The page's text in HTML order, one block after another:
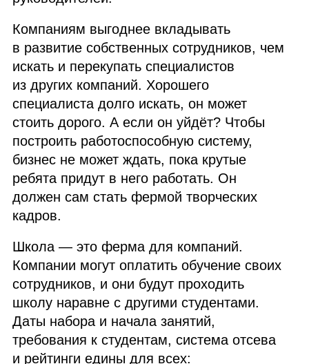
Компаниям выгоднее вкладывать
в развитие собственных сотрудников, чем
искать и перекупать специалистов
из других компаний. Хорошего
специалиста долго искать, он может
стоить дорого. А если он уйдёт? Чтобы
построить работоспособную систему,
бизнес не может ждать, пока крутые
ребята придут в него работать. Он
должен сам стать фермой творческих
кадров.
Школа — это ферма для компаний.
Компании могут оплатить обучение своих
сотрудников, и они будут проходить
школу наравне с другими студентами.
Даты набора и начала занятий,
требования к студентам, система отсева
и рейтинги едины для всех: